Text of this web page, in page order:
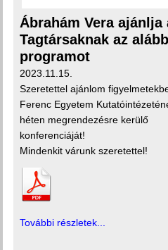
Ábrahám Vera ajánlja
Tagtársaknak az
programot
2023.11.15.
Szeretettel ajánlom
Ferenc Egyetem
héten megrendezésre kerülő
konferenciáját!
Mindenkit várunk szeretettel!
További részletek...